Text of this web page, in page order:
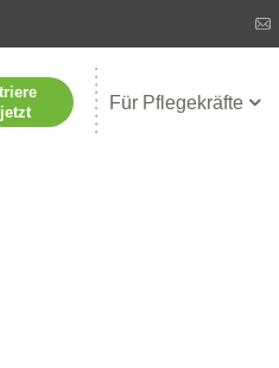
Für Pflegekräfte